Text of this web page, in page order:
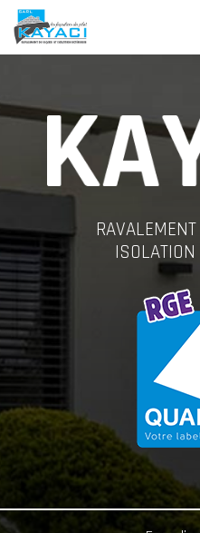
Aller
contenu
principal
ISOLATION